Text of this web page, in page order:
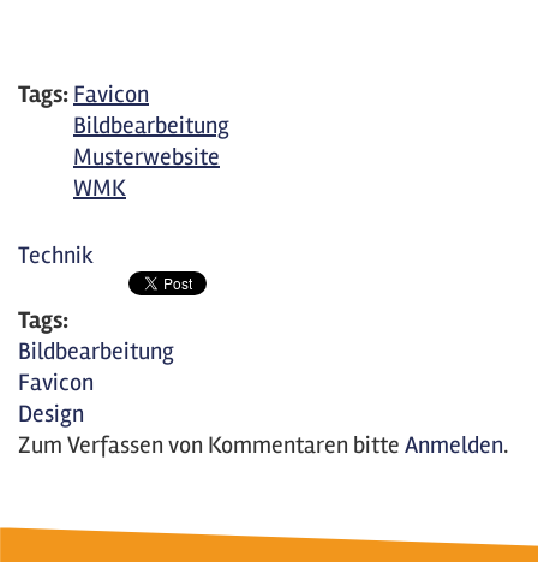
Tags: Favicon
Bildbearbeitung
Musterwebsite
WMK
Technik
Tags:
Bildbearbeitung
Favicon
Design
Zum Verfassen von Kommentaren bitte Anmelden.